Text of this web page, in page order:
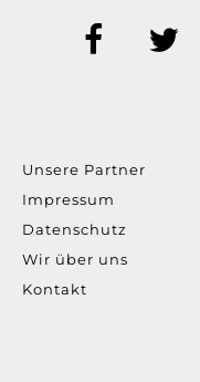
Unsere Partner
Impressum
Datenschutz
Wir über uns
Kontakt